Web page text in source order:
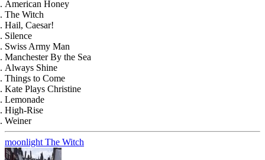
American Honey
The Witch
Hail, Caesar!
Silence
Swiss Army Man
Manchester By the Sea
Always Shine
Things to Come
Kate Plays Christine
Lemonade
High-Rise
Weiner
moonlight The Witch